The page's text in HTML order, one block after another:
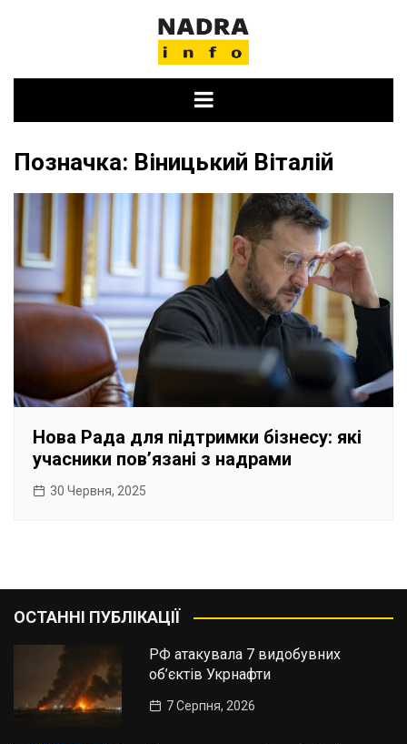
Позначка: Віницький Віталій
Нова Рада для підтримки бізнесу: які
учасники повʼязані з надрами
30 Червня, 2025
ОСТАННІ ПУБЛІКАЦІЇ
РФ атакувала 7 видобувних
об’єктів Укрнафти
7 Серпня, 2026